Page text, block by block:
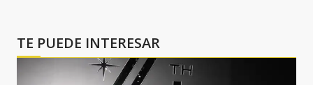
TE PUEDE INTERESAR